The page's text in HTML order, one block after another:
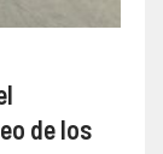
de los